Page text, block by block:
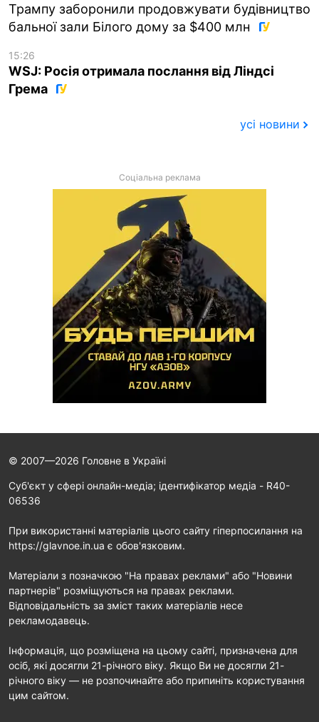
Трампу заборонили продовжувати будівництво
бальної зали Білого дому за $400 млн
15:26
WSJ: Росія отримала послання від Ліндсі
Грема
усі новини
Соціальна реклама
© 2007—2026 Головне в Україні
Cуб'єкт у сфері онлайн-медіа; ідентифікатор медіа - R40-
06536
При використанні матеріалів цього сайту гіперпосилання на
https://glavnoe.in.ua є обов'язковим.
Матеріали з позначкою "На правах реклами" або "Новини
партнерів" розміщуються на правах реклами.
Відповідальність за зміст таких матеріалів несе
рекламодавець.
Інформація, що розміщена на цьому сайті, призначена для
осіб, які досягли 21-річного віку. Якщо Ви не досягли 21-
річного віку — не розпочинайте або припиніть користування
цим сайтом.